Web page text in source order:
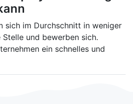
sich im Durchschnitt in weniger
und bewerben sich.
ein schnelles und